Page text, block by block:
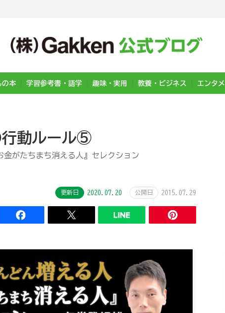
の本 学習参考書・語学 趣味・実用 教養・ビジネス エンタメ
行動ルール⑤
がたちまち消える人』セレクション
更新日 2020.07.20 公開日 2015.07.29